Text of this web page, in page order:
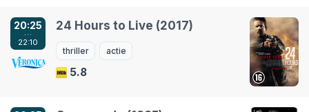
20:25
…
22:10
24 Hours to Live (2017)
thriller actie
5.8